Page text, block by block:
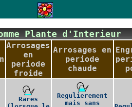
Plante d'Interieur
Arrosages
en
periode
froide
Arrosages en
periode
chaude
Rares
Regulierement
mais sans